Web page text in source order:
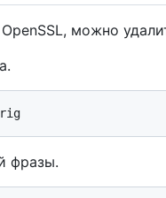
можно
фразы.